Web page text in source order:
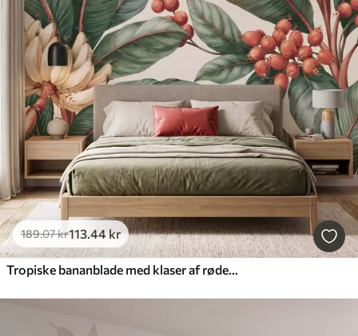
189.07kr113.44 kr
Tropiske bananblade med klaser af røde kaffebær, i akvarelstil